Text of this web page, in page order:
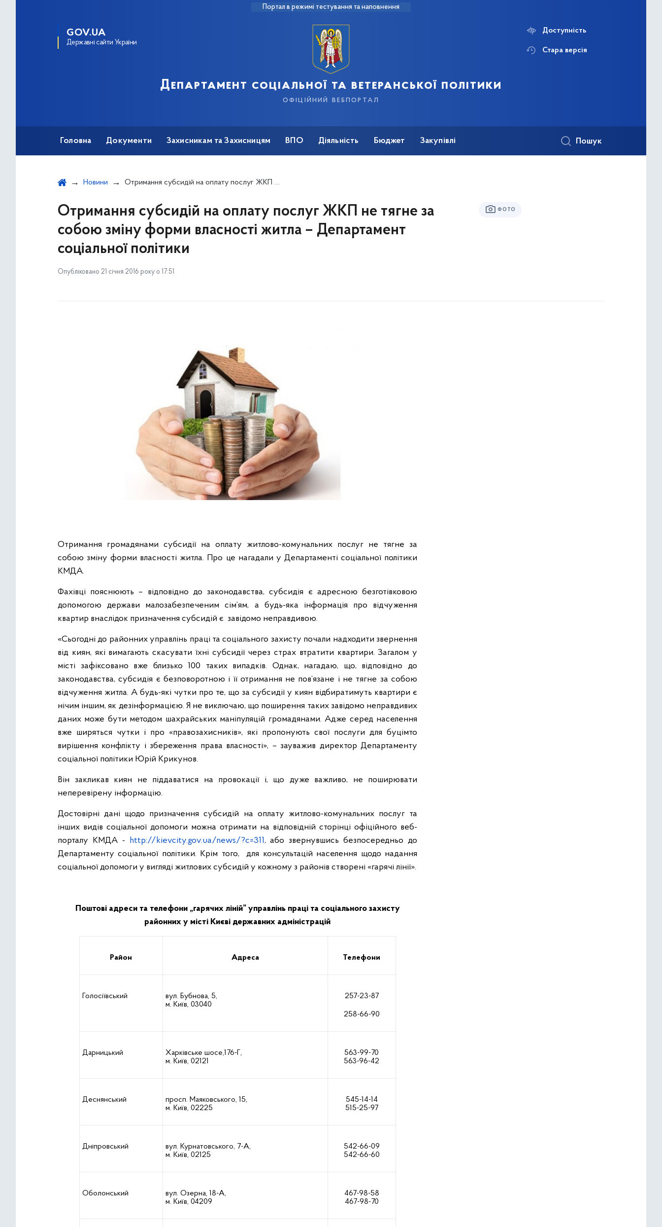
Портал в режимі тестування та наповнення
GOV.UA
Державні сайти України
Департамент соціальної та ветеранської політики
офіційний вебпортал
Доступність
Стара версія
Головна Документи Захисникам та Захисницям ВПО Діяльність Бюджет Закупівлі Пошук
Новини Отримання субсидій на оплату послуг ЖКП не тягне за собою зміну форми власності житла – Департамент соціальної політики
Отримання субсидій на оплату послуг ЖКП не тягне за
собою зміну форми власності житла – Департамент
соціальної політики
Опубліковано 21 січня 2016 року о 17:51
ФОТО
Отримання громадянами субсидії на оплату житлово-комунальних послуг не тягне за
собою зміну форми власності житла. Про це нагадали у Департаменті соціальної політики
КМДА.
Фахівці пояснюють – відповідно до законодавства, субсидія є адресною безготівковою
допомогою держави малозабезпеченим сім’ям, а будь-яка інформація про відчуження
квартир внаслідок призначення субсидій є завідомо неправдивою.
«Сьогодні до районних управлінь праці та соціального захисту почали надходити звернення
від киян, які вимагають скасувати їхні субсидії через страх втратити квартири. Загалом у
місті зафіксовано вже близько 100 таких випадків. Однак, нагадаю, що, відповідно до
законодавства, субсидія є безповоротною і її отримання не пов’язане і не тягне за собою
відчуження житла. А будь-які чутки про те, що за субсидії у киян відбиратимуть квартири є
нічим іншим, як дезінформацією. Я не виключаю, що поширення таких завідомо неправдивих
даних може бути методом шахрайських маніпуляцій громадянами. Адже серед населення
вже ширяться чутки і про «правозахисників», які пропонують свої послуги для буцімто
вирішення конфлікту і збереження права власності», – зауважив директор Департаменту
соціальної політики Юрій Крикунов.
Він закликав киян не піддаватися на провокації і, що дуже важливо, не поширювати
неперевірену інформацію.
Достовірні дані щодо призначення субсидій на оплату житлово-комунальних послуг та
інших видів соціальної допомоги можна отримати на відповідній сторінці офіційного веб-
порталу КМДА - http://kievcity.gov.ua/news/?c=311, або звернувшись безпосередньо до
Департаменту соціальної політики. Крім того, для консультацій населення щодо надання
соціальної допомоги у вигляді житлових субсидій у кожному з районів створені «гарячі лінії».
Поштові адреси та телефони „гарячих ліній” управлінь праці та соціального захисту
районних у місті Києві державних адміністрацій
Район Адреса Телефони
Голосіївський
вул. Бубнова, 5,
м. Київ, 03040
257-23-87
258-66-90
Дарницький
Харківське шосе,176-Г,
м. Київ, 02121
563-99-70
563-96-42
Деснянський
просп. Маяковського, 15,
м. Київ, 02225
545-14-14
515-25-97
Дніпровський
вул. Курнатовського, 7-А,
м. Київ, 02125
542-66-09
542-66-60
Оболонський
вул. Озерна, 18-А,
м. Київ, 04209
467-98-58
467-98-70